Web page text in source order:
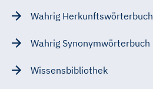
Wahrig Herkunftswörterbuch
Wahrig Synonymwörterbuch
Wissensbibliothek